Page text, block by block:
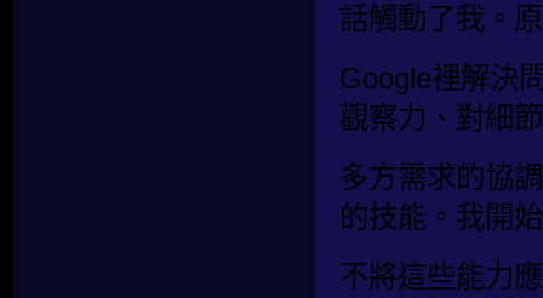
話觸動了我。
Google裡解決
觀察力、對細
多方需求的協
的技能。我開
不將這些能力